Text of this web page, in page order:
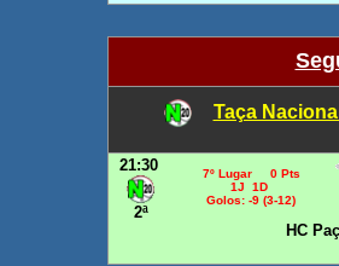
Taça
21:30
2ª
7º Lugar 0 Pts
1J 1D
Golos: -9 (3-12)
HC